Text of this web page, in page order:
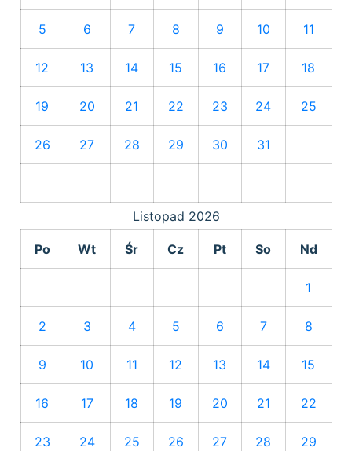
5 6 7 8 9 10 11
12 13 14 15 16 17 18
19 20 21 22 23 24 25
26 27 28 29 30 31
Listopad 2026
Po Wt Śr Cz Pt So Nd
1
2 3 4 5 6 7 8
9 10 11 12 13 14 15
16 17 18 19 20 21 22
23 24 25 26 27 28 29